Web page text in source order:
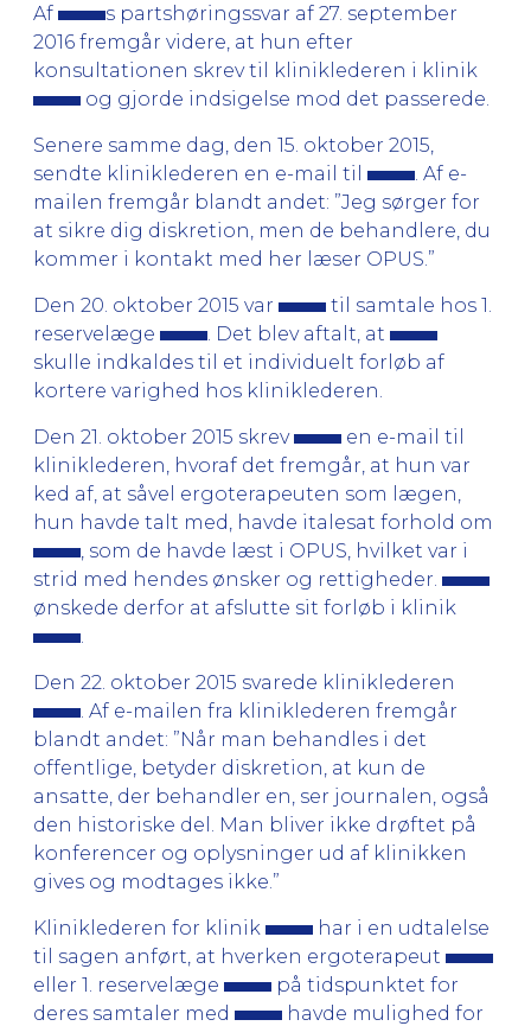
Af
s partshøringssvar af 27. september
2016 fremgår videre, at hun efter
konsultationen skrev til kliniklederen i klinik
og gjorde indsigelse mod det passerede.
Senere samme dag, den 15. oktober 2015,
sendte kliniklederen en e-mail til
. Af e-
mailen fremgår blandt andet: ”Jeg sørger for
at sikre dig diskretion, men de behandlere, du
kommer i kontakt med her læser OPUS.”
Den 20. oktober 2015 var
til samtale hos 1.
reservelæge
. Det blev aftalt, at
skulle indkaldes til et individuelt forløb af
kortere varighed hos kliniklederen.
Den 21. oktober 2015 skrev
en e-mail til
kliniklederen, hvoraf det fremgår, at hun var
ked af, at såvel ergoterapeuten som lægen,
hun havde talt med, havde italesat forhold om
, som de havde læst i OPUS, hvilket var i
strid med hendes ønsker og rettigheder.
ønskede derfor at afslutte sit forløb i klinik
Den 22. oktober 2015 svarede kliniklederen
. Af e-mailen fra kliniklederen fremgår
blandt andet: ”Når man behandles i det
offentlige, betyder diskretion, at kun de
ansatte, der behandler en, ser journalen, også
den historiske del. Man bliver ikke drøftet på
konferencer og oplysninger ud af klinikken
gives og modtages ikke.”
Kliniklederen for klinik
har i en udtalelse
til sagen anført, at hverken ergoterapeut
eller 1. reservelæge
på tidspunktet for
deres samtaler med
havde mulighed for